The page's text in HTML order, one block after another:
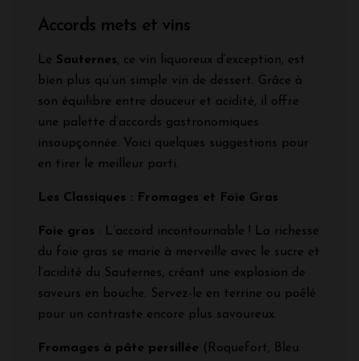
Accords mets et vins
Le Sauternes, ce vin liquoreux d’exception, est
bien plus qu’un simple vin de dessert. Grâce à
son équilibre entre douceur et acidité, il offre
une palette d’accords gastronomiques
insoupçonnée. Voici quelques suggestions pour
en tirer le meilleur parti.
Les Classiques : Fromages et Foie Gras
Foie gras : L’accord incontournable ! La richesse
du foie gras se marie à merveille avec le sucre et
l’acidité du Sauternes, créant une explosion de
saveurs en bouche. Servez-le en terrine ou poêlé
pour un contraste encore plus savoureux.
Fromages à pâte persillée (Roquefort, Bleu